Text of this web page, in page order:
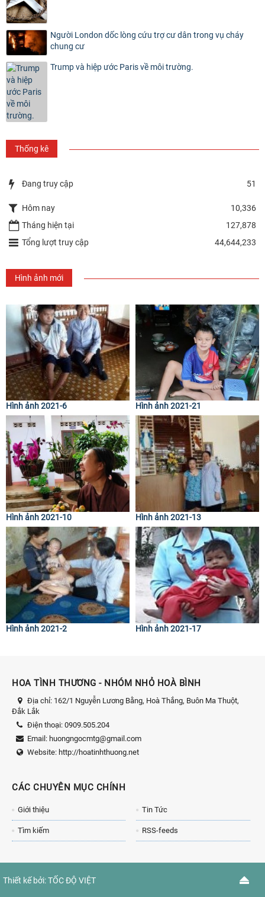
Người London dốc lòng cứu trợ cư dân trong vụ cháy
chung cư
Trump và hiệp ước Paris về môi trường.
Thống kê
Đang truy cập 51
Hôm nay
10,336
Tháng hiện tại
127,878
Tổng lượt truy cập
44,644,233
Hình ảnh mới
Hình ảnh 2021-6 Hình ảnh 2021-21
Hình ảnh 2021-10 Hình ảnh 2021-13
Hình ảnh 2021-2 Hình ảnh 2021-17
HOA TÌNH THƯƠNG - NHÓM NHỎ HOÀ BÌNH
Địa chỉ: 162/1 Nguyễn Lương Bằng, Hoà Thắng, Buôn Ma Thuột,
Đắk Lắk
Điện thoại: 0909.505.204
Email: huongngocmtg@gmail.com
Website: http://hoatinhthuong.net
CÁC CHUYÊN MỤC CHÍNH
Giới thiệu Tin Tức
Tìm kiếm RSS-feeds
Thiết kế bởi:TỐC ĐỘ VIỆT